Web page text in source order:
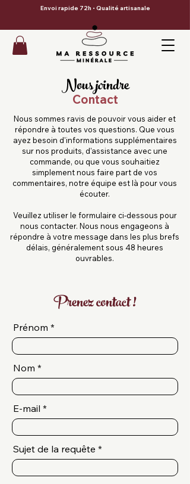
Envoi rapide 72h • Qualité artisanale
Contact
Nous joindre
Nous sommes ravis de pouvoir vous aider et
répondre à toutes vos questions. Que vous
ayez besoin d'informations supplémentaires
sur nos produits, d'assistance avec une
commande, ou que vous souhaitiez
simplement nous faire part de vos
commentaires, notre équipe est là pour vous
écouter.
Veuillez utiliser le formulaire ci-dessous pour
nous contacter. Nous nous engageons à
répondre à votre message dans les plus brefs
délais, généralement sous 48 heures
ouvrables.
Prenez contact !
Prénom
Nom
E-mail
Sujet de la requête